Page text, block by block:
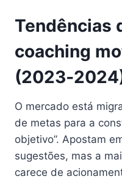
Tendências
coaching
O mercado está
de metas para a
objetivo”. Apostam
sugestões, mas a
carece de